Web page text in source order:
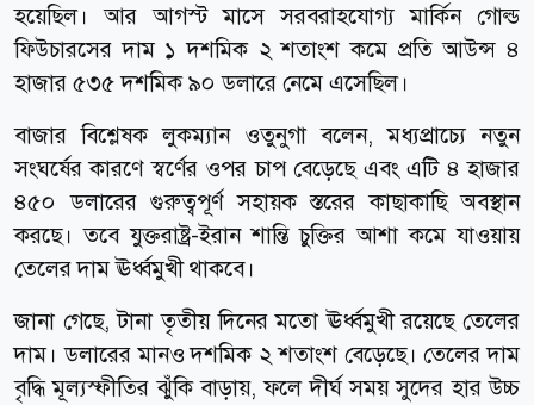
হয়েছিল। আর আগস্ট মাসে সরবরাহযোগ্য মার্কিন গোল্ড
ফিউচারসের দাম ১ দশমিক ২ শতাংশ কমে প্রতি আউন্স ৪
হাজার ৫৩৫ দশমিক ৯০ ডলারে নেমে এসেছিল।
বাজার বিশ্লেষক লুকম্যান ওতুনুগা বলেন, মধ্যপ্রাচ্যে নতুন
সংঘর্ষের কারণে স্বর্ণের ওপর চাপ বেড়েছে এবং এটি ৪ হাজার
৪৫০ ডলারের গুরুত্বপূর্ণ সহায়ক স্তরের কাছাকাছি অবস্থান
করছে। তবে যুক্তরাষ্ট্র-ইরান শান্তি চুক্তির আশা কমে যাওয়ায়
তেলের দাম ঊর্ধ্বমুখী থাকবে।
জানা গেছে, টানা তৃতীয় দিনের মতো ঊর্ধ্বমুখী রয়েছে তেলের
দাম। ডলারের মানও দশমিক ২ শতাংশ বেড়েছে। তেলের দাম
বৃদ্ধি মূল্যস্ফীতির ঝুঁকি বাড়ায়, ফলে দীর্ঘ সময় সুদের হার উচ্চ